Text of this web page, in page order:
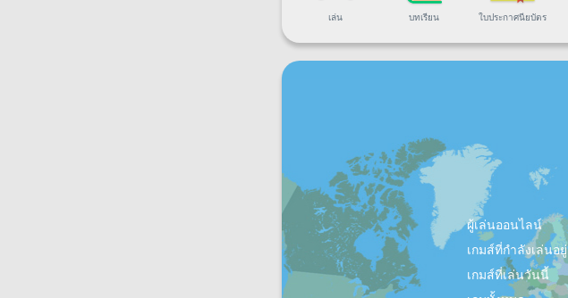
เล่น บทเรียน ใบประกาศนียบัตร
ผู้เล่นออนไลน์
เกมส์ที่กำลังเล่นอยู่
เกมส์ที่เล่นวันนี้